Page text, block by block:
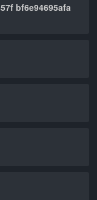
bf6e94695afa